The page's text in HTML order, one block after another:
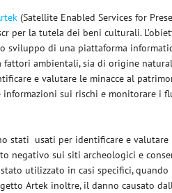
(Satellite Enabled Services for
per la tutela dei beni culturali.
sviluppo di una piattaforma
ambientali, sia di origine
e valutare le minacce al
sui rischi e monitorare i
stati usati per identificare e
negativo sui siti archeologici e
stato utilizzato in casi specifici,
Artek inoltre, il danno causato